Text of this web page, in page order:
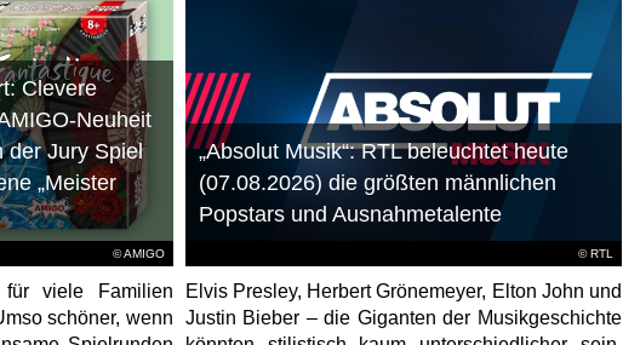
© AMIGO
Clevere
Neuheit
der Jury Spiel
„Meister
viele Familien
schöner, wenn
©RTL
„Absolut Musik“: RTL beleuchtet heute
(07.08.2026) die größten männlichen
Popstars und Ausnahmetalente
Elvis Presley, Herbert Grönemeyer, Elton John und
Justin Bieber – die Giganten der Musikgeschichte